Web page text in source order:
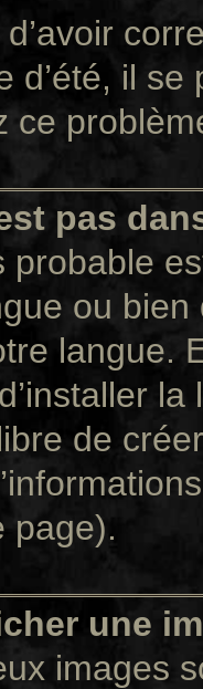
d’été, il
ce
pas
ou
langue.
de
page).
une
images